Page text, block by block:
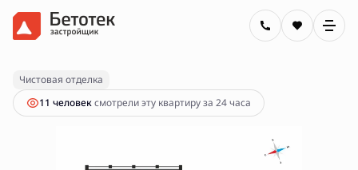
3-комнатная83.56 м 11 450 000 руб.
Ипотекаот 41 121 руб.
Чистовая отделка
11 человексмотрели эту квартиру за 24 часа